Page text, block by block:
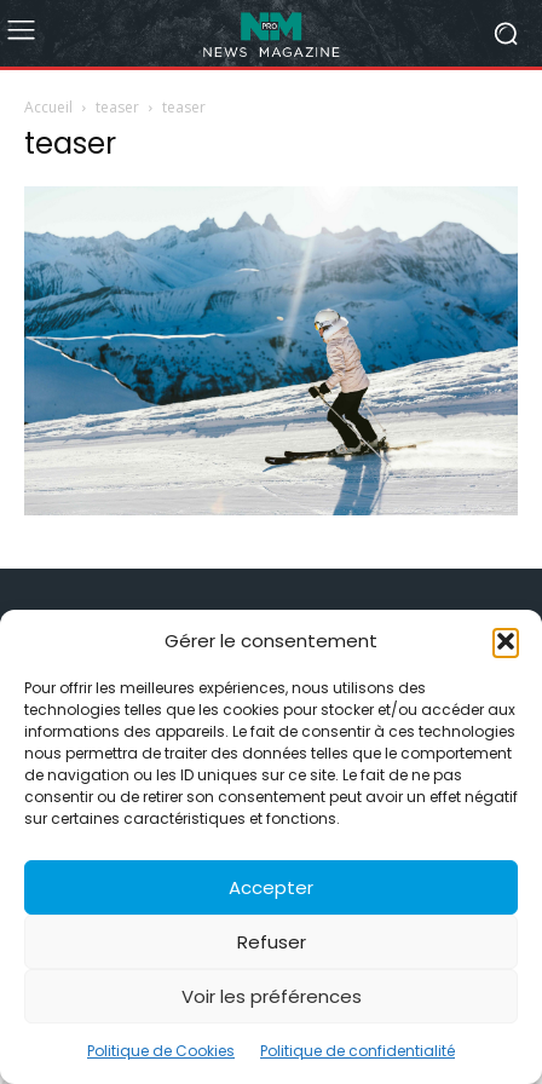
Gérer le consentement
Pour offrir les meilleures expériences, nous utilisons des
technologies telles que les cookies pour stocker et/ou accéder aux
informations des appareils. Le fait de consentir à ces technologies
nous permettra de traiter des données telles que le comportement
de navigation ou les ID uniques sur ce site. Le fait de ne pas
consentir ou de retirer son consentement peut avoir un effet négatif
sur certaines caractéristiques et fonctions.
Accepter
Refuser
Voir les préférences
Politique de Cookies Politique de confidentialité
Accueil teaser teaser
teaser
Alternative Média est une agence de relations presse et de
relations publiques basée à Grenoble. Depuis 1995, elle conçoit et
pilote des stratégies de visibilité en France et à l’international
grâce à un réseau d’agences partenaires.
Contactez-nous : info@alternativemedia.fr
International
Références